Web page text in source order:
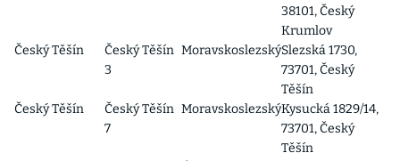
38101, Český
Krumlov
Český Těšín
Český Těšín
3
MoravskoslezskýSlezská 1730,
73701, Český
Těšín
Český Těšín
Český Těšín
7
MoravskoslezskýKysucká 1829/14,
73701, Český
Těšín